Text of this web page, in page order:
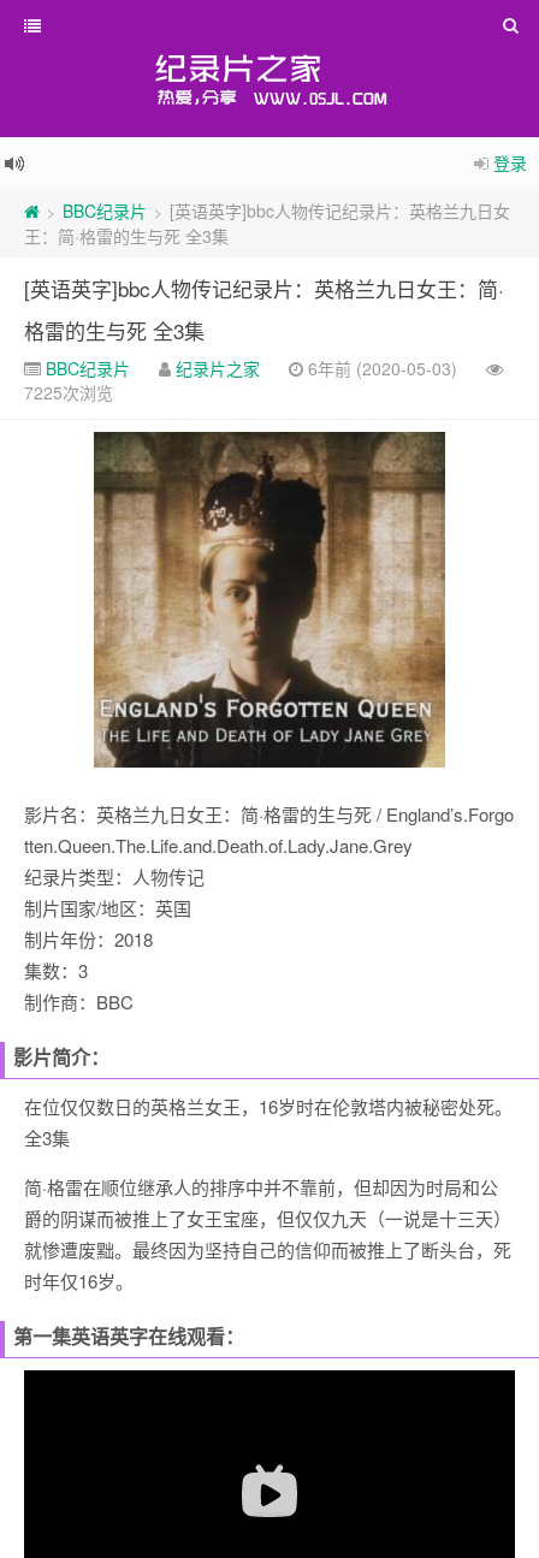
登录
> BBC纪录片 > [英语英字]bbc人物传记纪录片：英格兰九日女
王：简·格雷的生与死 全3集
[英语英字]bbc人物传记纪录片：英格兰九日女王：简·
格雷的生与死 全3集
BBC纪录片 纪录片之家
6年前 (2020-05-03)
7225次浏览
影片名：英格兰九日女王：简·格雷的生与死 / England’s.Forgo
tten.Queen.The.Life.and.Death.of.Lady.Jane.Grey
纪录片类型：人物传记
制片国家/地区：英国
制片年份：2018
集数：3
制作商：BBC
影片简介：
在位仅仅数日的英格兰女王，16岁时在伦敦塔内被秘密处死。
全3集
简·格雷在顺位继承人的排序中并不靠前，但却因为时局和公
爵的阴谋而被推上了女王宝座，但仅仅九天（一说是十三天）
就惨遭废黜。最终因为坚持自己的信仰而被推上了断头台，死
时年仅16岁。
第一集英语英字在线观看：